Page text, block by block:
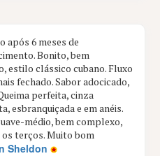
após 6 meses de
Bonito, bem
estilo clássico cubano. Fluxo
fechado. Sabor adocicado,
perfeita, cinza
esbranquiçada e em anéis.
médio, bem complexo,
terços. Muito bom
Sheldon